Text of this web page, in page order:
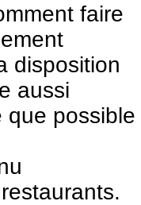
faire
disposition
aussi
que possible